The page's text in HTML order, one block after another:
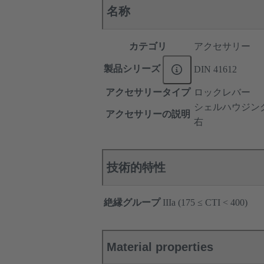
名称
カテゴリ アクセサリー
製品シリーズ DIN 41612
アクセサリータイプ ロックレバー
アクセサリーの説明
シェルハウジン
右
技術的特性
絶縁グループ IIIa (175 ≤ CTI < 400)
Material properties